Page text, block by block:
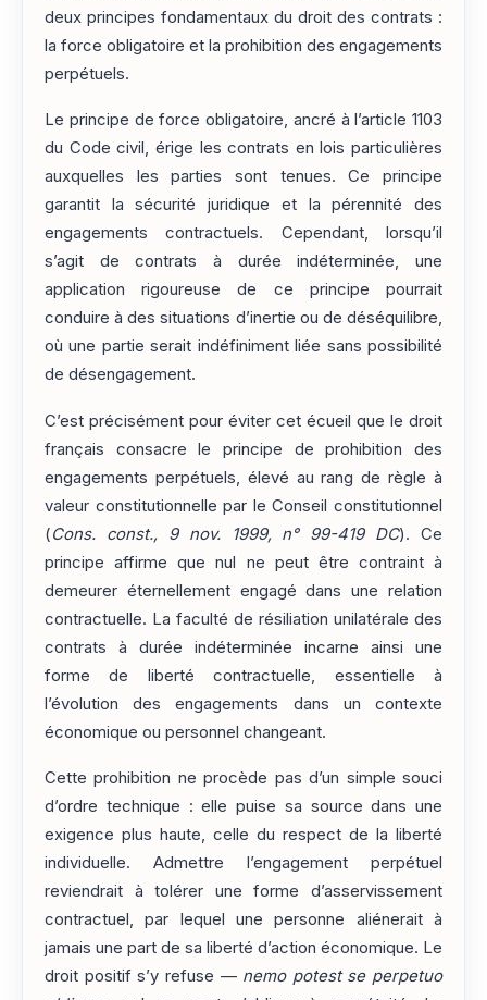
deux principes fondamentaux du droit des contrats :
la force obligatoire et la prohibition des engagements
perpétuels.
Le principe de force obligatoire, ancré à l’article 1103
du Code civil, érige les contrats en lois particulières
auxquelles les parties sont tenues. Ce principe
garantit la sécurité juridique et la pérennité des
engagements contractuels. Cependant, lorsqu’il
s’agit de contrats à durée indéterminée, une
application rigoureuse de ce principe pourrait
conduire à des situations d’inertie ou de déséquilibre,
où une partie serait indéfiniment liée sans possibilité
de désengagement.
C’est précisément pour éviter cet écueil que le droit
français consacre le principe de prohibition des
engagements perpétuels, élevé au rang de règle à
valeur constitutionnelle par le Conseil constitutionnel
(Cons. const., 9 nov. 1999, n° 99-419 DC). Ce
principe affirme que nul ne peut être contraint à
demeurer éternellement engagé dans une relation
contractuelle. La faculté de résiliation unilatérale des
contrats à durée indéterminée incarne ainsi une
forme de liberté contractuelle, essentielle à
l’évolution des engagements dans un contexte
économique ou personnel changeant.
Cette prohibition ne procède pas d’un simple souci
d’ordre technique : elle puise sa source dans une
exigence plus haute, celle du respect de la liberté
individuelle. Admettre l’engagement perpétuel
reviendrait à tolérer une forme d’asservissement
contractuel, par lequel une personne aliénerait à
jamais une part de sa liberté d’action économique. Le
droit positif s’y refuse — nemo potest se perpetuo